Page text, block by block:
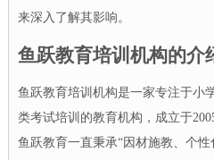
来深入了解其影响。
鱼跃教育培训机构的介
鱼跃教育培训机构是一家专注于小
类考试培训的教育机构，成立于
鱼跃教育一直秉承“因材施教、个